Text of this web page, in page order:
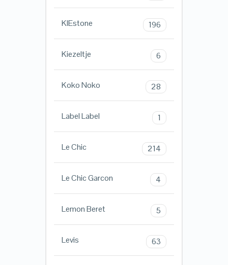
KIEstone 196
Kiezeltje 6
Koko Noko 28
Label Label 1
Le Chic 214
Le Chic Garcon 4
Lemon Beret 5
Levis 63